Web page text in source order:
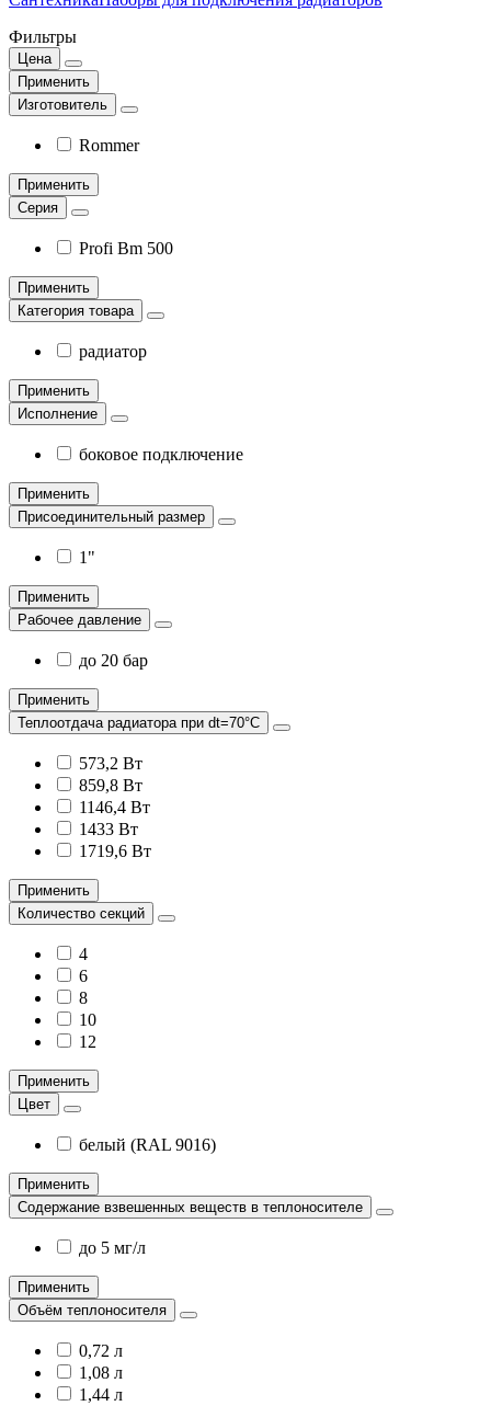
Фильтры
Цена
Применить
Изготовитель
Rommer
Применить
Серия
Profi Bm 500
Применить
Категория товара
радиатор
Применить
Исполнение
боковое подключение
Применить
Присоединительный размер
1"
Применить
Рабочее давление
до 20 бар
Применить
Теплоотдача радиатора при dt=70°С
573,2 Вт
859,8 Вт
1146,4 Вт
1433 Вт
1719,6 Вт
Применить
Количество секций
4
6
8
10
12
Применить
Цвет
белый (RAL 9016)
Применить
Содержание взвешенных веществ в теплоносителе
до 5 мг/л
Применить
Объём теплоносителя
0,72 л
1,08 л
1,44 л